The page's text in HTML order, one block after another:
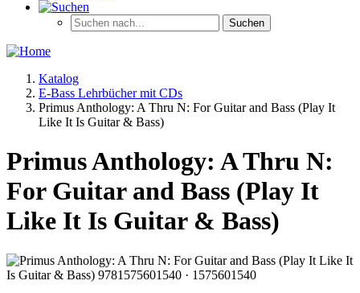
Katalog
E-Bass Lehrbücher mit CDs
Primus Anthology: A Thru N: For Guitar and Bass (Play It
Like It Is Guitar & Bass)
Primus Anthology: A Thru N:
For Guitar and Bass (Play It
Like It Is Guitar & Bass)